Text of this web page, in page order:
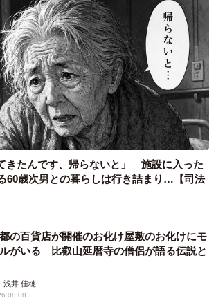
きたんです、帰らないと」 施設に入った
60歳次男との暮らしは行き詰まり…【司法
の百貨店が開催のお化け屋敷のお化けにモ
がいる 比叡山延暦寺の僧侶が語る伝説と
浅井 佳穂